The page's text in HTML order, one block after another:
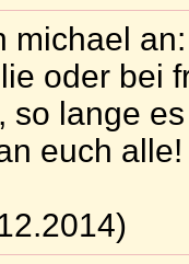
michael an:
oder bei
so lange
euch alle!